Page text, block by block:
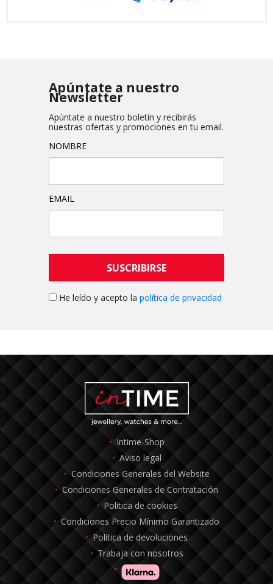
Apúntate a nuestro
Newsletter
Apúntate a nuestro boletín y recibirás
nuestras ofertas y promociones en tu email.
NOMBRE
EMAIL
SUSCRIBIRSE
He leído y acepto la política de privacidad
Intime-Shop
Aviso legal
Condiciones Generales del Website
Condiciones Generales de Contratación
Política de cookies
Condiciones Precio Mínimo Garantizado
Política de devoluciones
Trabaja con nosotros